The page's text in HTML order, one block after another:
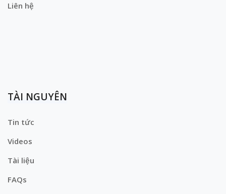
Liên hệ
TÀI NGUYÊN
Tin tức
Videos
Tài liệu
FAQs